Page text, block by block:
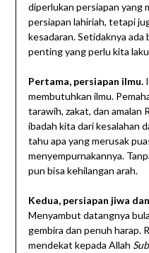
diperlukan persiapan yang
persiapan lahiriah, tetapi
kesadaran. Setidaknya
penting yang perlu kita
Pertama, persiapan ilmu.
membutuhkan ilmu.
tarawih, zakat, dan amalan
ibadah kita dari kesalahan
tahu apa yang merusak
menyempurnakannya.
pun bisa kehilangan arah.
Kedua, persiapan jiwa
Menyambut datangnya
gembira dan penuh harap.
mendekat kepada Allah